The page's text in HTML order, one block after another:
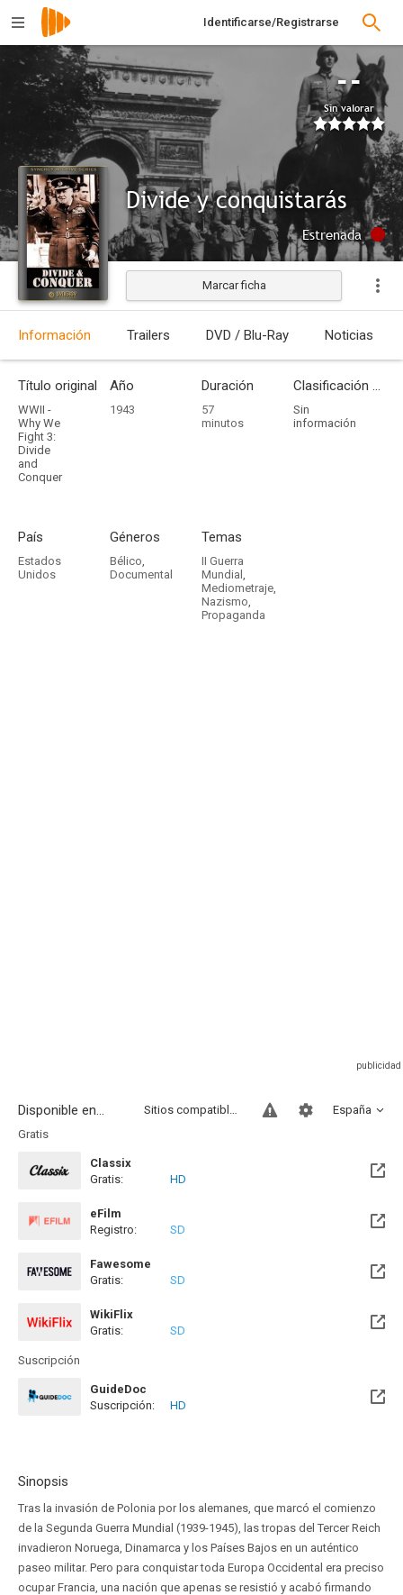
Identificarse/Registrarse
--
Sin valorar
Divide y conquistarás
Estrenada
Marcar ficha
Información Trailers DVD / Blu-Ray Noticias
Título original
WWII -
Why We
Fight 3:
Divide
and
Conquer
Año
1943
Duración
57
minutos
Clasificación por edades
Sin
información
País
Estados
Unidos
Géneros
Bélico,
Documental
Temas
II Guerra
Mundial ,
Mediometraje,
Nazismo,
Propaganda
Disponible en... España
Sitios compatibles
Gratis
Classix
Gratis:
HD
eFilm
Registro:
SD
Fawesome
Gratis:
SD
WikiFlix
Gratis:
SD
Suscripción
GuideDoc
Suscripción:
HD
Sinopsis
Tras la invasión de Polonia por los alemanes, que marcó el comienzo
de la Segunda Guerra Mundial (1939-1945), las tropas del Tercer Reich
invadieron Noruega, Dinamarca y los Países Bajos en un auténtico
paseo militar. Pero para conquistar toda Europa Occidental era preciso
ocupar Francia, una nación que apenas se resistió y acabó firmando